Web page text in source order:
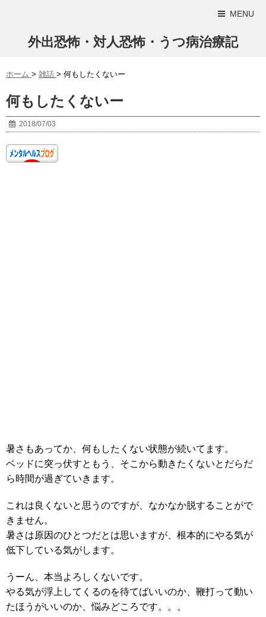
MENU
外出恐怖・対人恐怖・うつ病治療記
ホーム > 雑話 > 何もしたくないー
何もしたくないー
2018/07/03
暑さもあってか、何もしたくない状態が続いてます。
ベッドに突っ伏すともう、そこから動きたくないとだらだ
ら時間が過ぎていきます。
これは良くないと思うのですが、なかなか脱することがで
きません。
暑さは原因のひとつだとは思いますが、根本的にやる気が
低下している気がします。
うーん、本当よろしくないです。
やる気が浮上してくるのを待てばいいのか、鞭打って動い
たほうがいいのか、悩みどころです。。。